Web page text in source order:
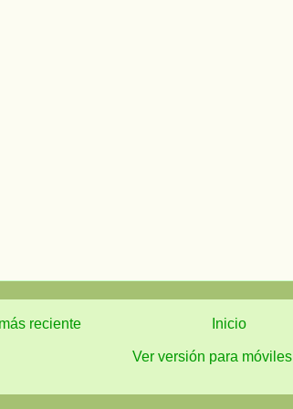
reciente Inicio
Ver versión para móviles